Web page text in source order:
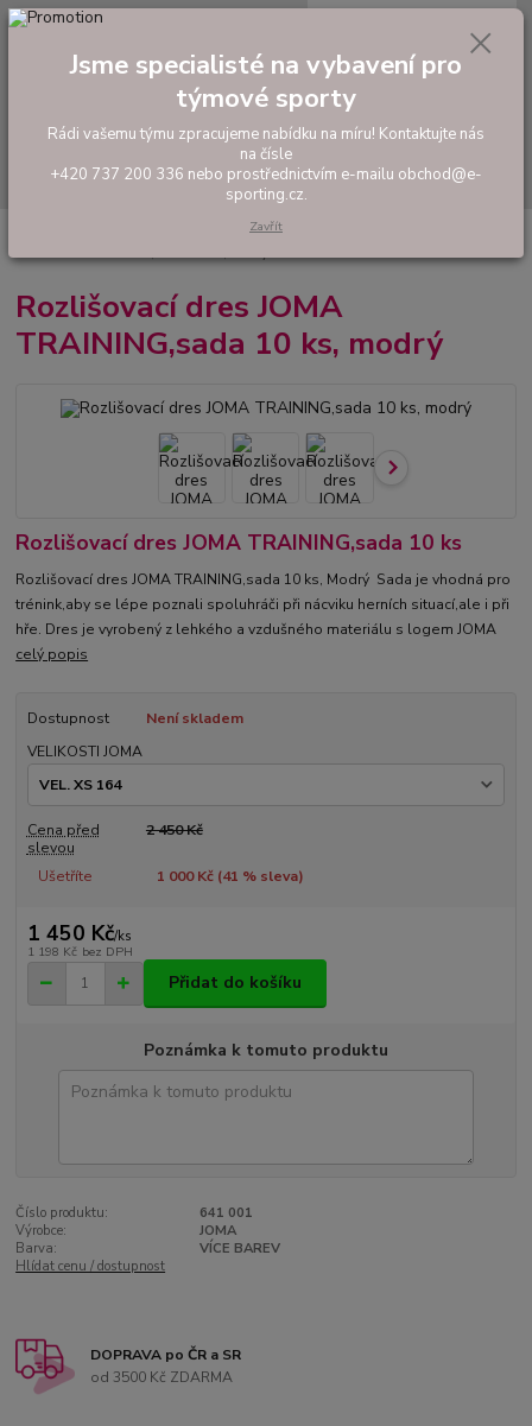
Hledat
tel: +420 737 200 336
0,00 Kč
Tréninkové oblečení
dres JOMA TRAINING,sada 10 ks, modrý
Rozlišovací dres JOMA
TRAINING,sada 10 ks, modrý
Rozlišovací dres JOMA TRAINING,sada 10 ks
Rozlišovací dres JOMA TRAINING,sada 10 ks, Modrý Sada je vhodná pro
trénink,aby se lépe poznali spoluhráči při nácviku herních situací,ale i při
hře. Dres je vyrobený z lehkého a vzdušného materiálu s logem JOMA
celý popis
Dostupnost
Není skladem
VELIKOSTI JOMA
Cena před
slevou
2 450 Kč
Ušetříte 1 000 Kč (41 % sleva)
1 450 Kč/ks
1 198 Kč bez DPH
Přidat do košíku
Poznámka k tomuto produktu
Číslo produktu:
641 001
Výrobce:
JOMA
Barva:
VÍCE BAREV
Hlídat cenu / dostupnost
DOPRAVA po ČR a SR
od 3500 Kč ZDARMA
Jsme specialisté na vybavení pro
týmové sporty
Rádi vašemu týmu zpracujeme nabídku na míru! Kontaktujte nás
na čísle
+420 737 200 336 nebo prostřednictvím e-mailu obchod@e-
sporting.cz.
Zavřít